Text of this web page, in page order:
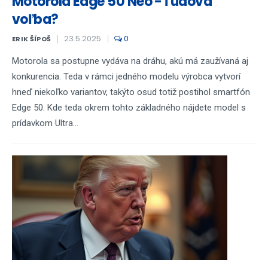
voľba?
ERIK ŠÍPOŠ 23.5.2025 0
Motorola sa postupne vydáva na dráhu, akú má zaužívaná aj
konkurencia. Teda v rámci jedného modelu výrobca vytvorí
hneď niekoľko variantov, takýto osud totiž postihol smartfón
Edge 50. Kde teda okrem tohto základného nájdete model s
prídavkom Ultra...